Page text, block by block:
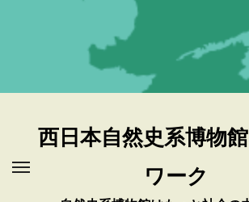
西日本自然史系博物
ワーク